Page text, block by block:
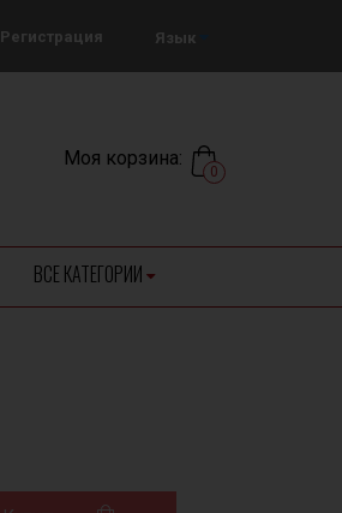
Регистрация Язык
Моя корзина:
0
ВСЕ КАТЕГОРИИ